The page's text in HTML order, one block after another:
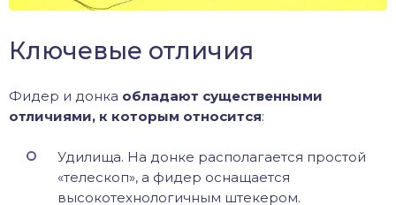
Ключевые отличия
Фидер и донка обладают существенными
отличиями, к которым относится:
Удилища. На донке располагается простой
«телескоп», а фидер оснащается
высокотехнологичным штекером.